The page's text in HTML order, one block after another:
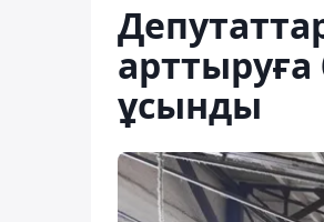
арттыруға
ұсынды